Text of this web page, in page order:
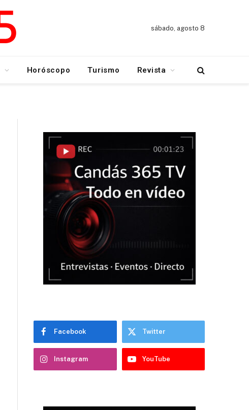
sábado, agosto 8
Horóscopo Turismo Revista
Facebook Twitter
Instagram YouTube